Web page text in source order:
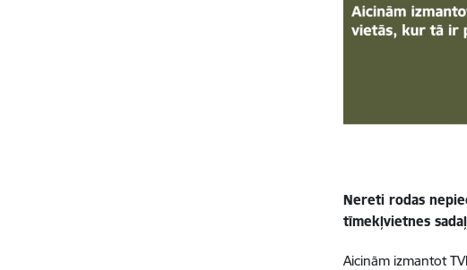
Nereti rodas
tīmekļvietnes
Aicinām izmantot